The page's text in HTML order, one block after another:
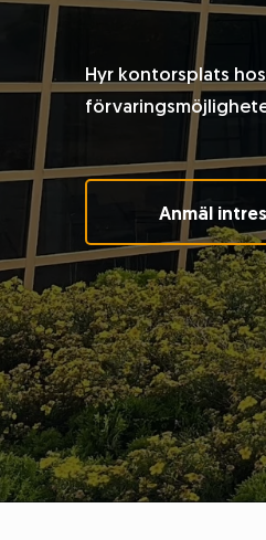
Hyr kontorsplats
Anmäl